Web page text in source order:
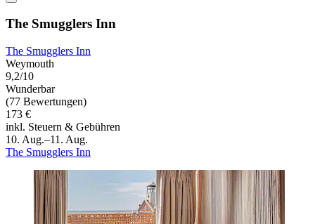
The Smugglers Inn
The Smugglers Inn
Weymouth
9,2/10
Wunderbar
(77 Bewertungen)
173 €
inkl. Steuern & Gebühren
10. Aug.–11. Aug.
The Smugglers Inn